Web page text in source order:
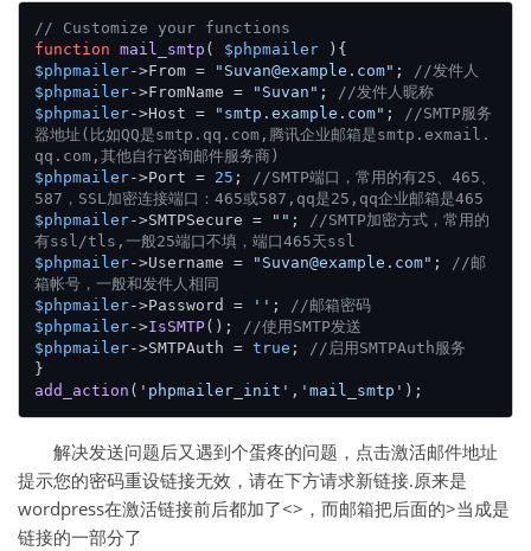
// Customize your functions
function mail_smtp ( $phpmailer )
$phpmailer->From = "Suvan@example.com" ; //发件人
$phpmailer->FromName = "Suvan" ; //发件人昵称
$phpmailer->Host = "smtp.example.com" ; //SMTP服务
器地址(比如QQ是smtp.qq.com,腾讯企业邮箱是smtp.exmail.
qq.com,其他自行咨询邮件服务商)
$phpmailer->Port = 25 ; //SMTP端口，常用的有25、465、
587，SSL加密连接端口：465或587,qq是25,qq企业邮箱是465
$phpmailer->SMTPSecure = "" ; //SMTP加密方式，常用的
有ssl/tls,一般25端口不填，端口465天ssl
$phpmailer->Username = "Suvan@example.com" ; //邮
箱帐号，一般和发件人相同
$phpmailer->Password = '' ; //邮箱密码
$phpmailer->IsSMTP(); //使用SMTP发送
$phpmailer->SMTPAuth = true ; //启用SMTPAuth服务
add_action ( 'phpmailer_init' , 'mail_smtp'
解决发送问题后又遇到个蛋疼的问题，点击激活邮件地址
提示您的密码重设链接无效，请在下方请求新链接.原来是
wordpress在激活链接前后都加了<>，而邮箱把后面的>当成是
链接的一部分了